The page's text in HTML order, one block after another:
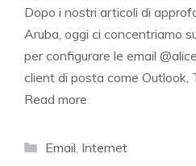
Dopo i nostri articoli di
Aruba, oggi ci concentriamo
per configurare le email
client di posta come Outlook,
Read more
Categories
Email, Internet